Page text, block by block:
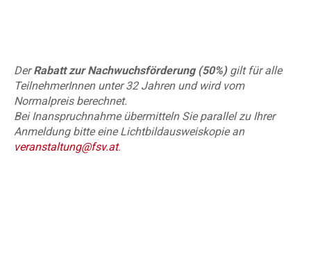
DerRabatt zur Nachwuchsförderung (50%) gilt für alle
TeilnehmerInnen unter 32 Jahren und wird vom
Normalpreis berechnet.
Bei Inanspruchnahme übermitteln Sie parallel zu Ihrer
Anmeldung bitte eine Lichtbildausweiskopie an
veranstaltung@fsv.at.